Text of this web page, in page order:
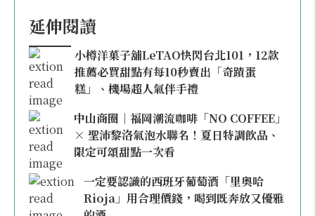
延伸閱讀
小樽洋菓子舖LeTAO快閃台北101，12款
推薦必買甜點有每10秒賣出「奇蹟蛋
糕」、機場超人氣伴手禮
中山商圈｜福岡潮流咖啡「NO COFFEE」
× 聖沛黎洛氣泡水聯名！夏日特調飲品、
限定可頌甜點一次看
一定要認識的西班牙葡萄酒「里奧哈
Rioja」用合理價錢，喝到既奔放又優雅